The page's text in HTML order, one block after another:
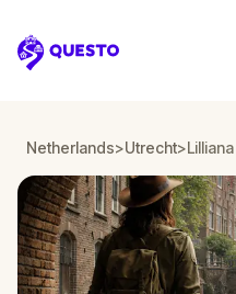
Questo
Netherlands>Utrecht>